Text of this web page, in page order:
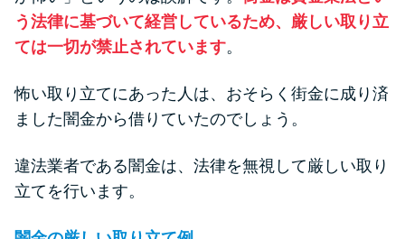
う法律に基づいて経営しているため、厳しい取り立
ては一切が禁止されています。
怖い取り立てにあった人は、おそらく街金に成り済
ました闇金から借りていたのでしょう。
違法業者である闇金は、法律を無視して厳しい取り
立てを行います。